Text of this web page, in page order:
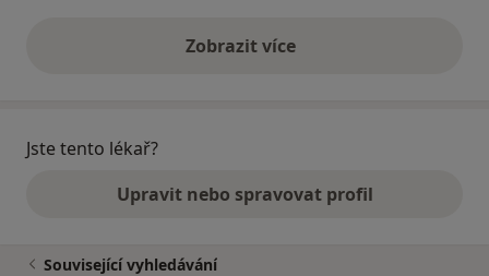
Zobrazit vícevýše uvedené názory
Jste tento lékař?
Upravit nebo spravovat profil
Související vyhledávání